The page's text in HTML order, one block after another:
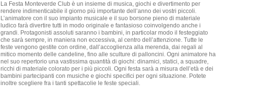
La Festa Monteverde Club è un insieme di musica, giochi e divertimento per
rendere indimenticabile il giorno più importante dell’anno dei vostri piccoli.
L’animatore con il suo impianto musicale e il suo borsone pieno di materiale
ludico farà divertire tutti in modo originale e fantasioso coinvolgendo anche i
grandi. Protagonisti assoluti saranno i bambini, in particolar modo il festeggiato
che sarà sempre, in maniera non eccessiva, al centro dell’attenzione. Tutte le
feste vengono gestite con ordine, dall’accoglienza alla merenda, dai regali al
mitico momento delle candeline, fino alle sculture di palloncini. Ogni animatore ha
nel suo repertorio una vastissima quantità di giochi: dinamici, statici, a squadre,
ricchi di materiale colorato per i più piccoli. Ogni festa sarà a misura dell’età e dei
bambini partecipanti con musiche e giochi specifici per ogni situazione. Potete
inoltre scegliere fra i tanti spettacolie le feste speciali.